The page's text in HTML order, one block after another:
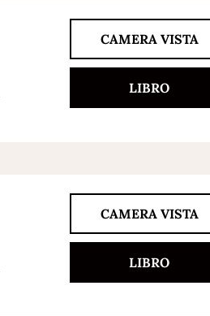
CAMERA VISTA
LIBRO
CAMERA VISTA
LIBRO